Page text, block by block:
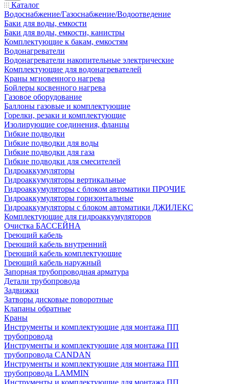
Каталог
Водоснабжение/Газоснабжение/Водоотведение
Баки для воды, емкости
Баки для воды, емкости, канистры
Комплектующие к бакам, емкостям
Водонагреватели
Водонагреватели накопительные электрические
Комплектующие для водонагревателей
Краны мгновенного нагрева
Бойлеры косвенного нагрева
Газовое оборудование
Баллоны газовые и комплектующие
Горелки, резаки и комплектующие
Изолирующие соединения, фланцы
Гибкие подводки
Гибкие подводки для воды
Гибкие подводки для газа
Гибкие подводки для смесителей
Гидроаккумуляторы
Гидроаккумуляторы вертикальные
Гидроаккумуляторы с блоком автоматики ПРОЧИЕ
Гидроаккумуляторы горизонтальные
Гидроаккумуляторы с блоком автоматики ДЖИЛЕКС
Комплектующие для гидроаккумуляторов
Очистка БАССЕЙНА
Греющий кабель
Греющий кабель внутренний
Греющий кабель комплектующие
Греющий кабель наружный
Запорная трубопроводная арматура
Детали трубопровода
Задвижки
Затворы дисковые поворотные
Клапаны обратные
Краны
Инструменты и комплектующие для монтажа ПП
трубопровода
Инструменты и комплектующие для монтажа ПП
трубопровода CANDAN
Инструменты и комплектующие для монтажа ПП
трубопровода LAMMIN
Инструменты и комплектующие для монтажа ПП